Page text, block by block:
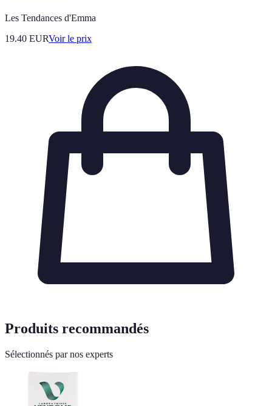
Les Tendances d'Emma
19.40 EURVoir le prix
Produits recommandés
Sélectionnés par nos experts